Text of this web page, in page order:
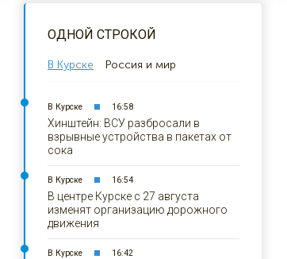
ОДНОЙ СТРОКОЙ
В Курске Россия и мир
В Курске 16:58
Хинштейн: ВСУ разбросали в
взрывные устройства в пакетах от
сока
В Курске 16:54
В центре Курске с 27 августа
изменят организацию дорожного
движения
В Курске 16:42